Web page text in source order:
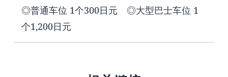
◎普通车位 1个300日元 ◎大型巴士车位 1
个1,200日元